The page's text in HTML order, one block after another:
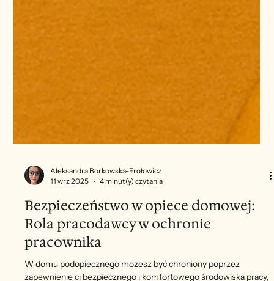
Aleksandra Borkowska-Frołowicz
11 wrz 2025
4 minut(y) czytania
Bezpieczeństwo w opiece domowej:
Rola pracodawcy w ochronie
pracownika